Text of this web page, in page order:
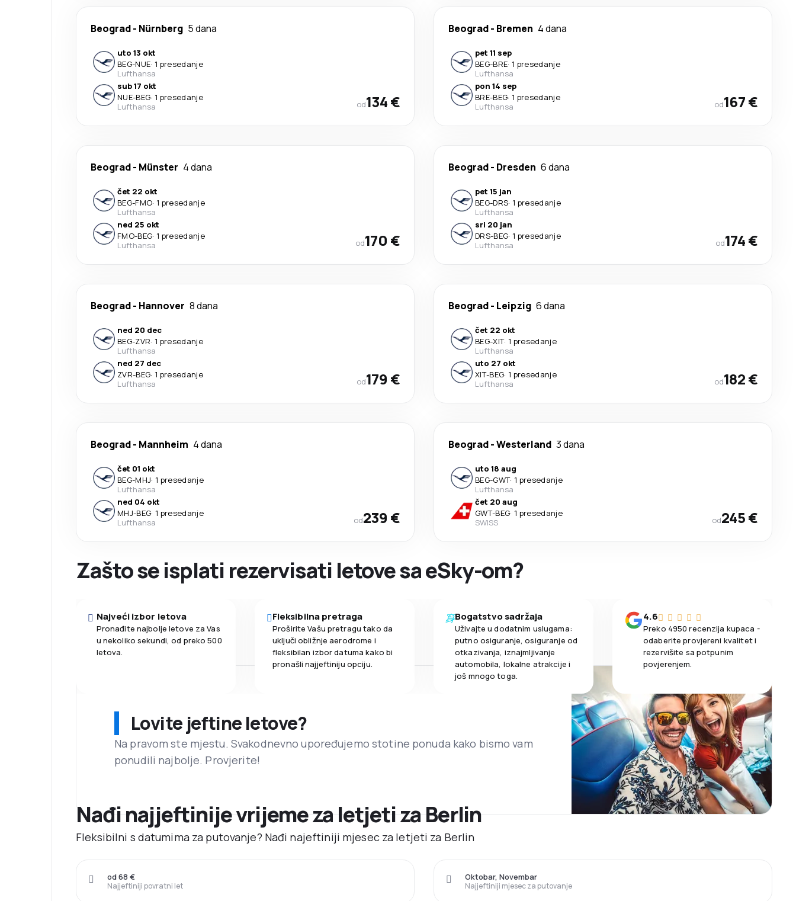
Beograd- Nürnberg 5 dana
uto 13 okt
BEG-NUE· 1 presedanje
Lufthansa
sub 17 okt
NUE-BEG· 1 presedanje
Lufthansa
od134 €
Beograd- Bremen 4 dana
pet 11 sep
BEG-BRE· 1 presedanje
Lufthansa
pon 14 sep
BRE-BEG· 1 presedanje
Lufthansa
od167 €
Beograd- Münster 4 dana
čet 22 okt
BEG-FMO· 1 presedanje
Lufthansa
ned 25 okt
FMO-BEG· 1 presedanje
Lufthansa
od170 €
Beograd- Dresden 6 dana
pet 15 jan
BEG-DRS· 1 presedanje
Lufthansa
sri 20 jan
DRS-BEG· 1 presedanje
Lufthansa
od174 €
Beograd- Hannover 8 dana
ned 20 dec
BEG-ZVR· 1 presedanje
Lufthansa
ned 27 dec
ZVR-BEG· 1 presedanje
Lufthansa
od179 €
Beograd- Leipzig 6 dana
čet 22 okt
BEG-XIT· 1 presedanje
Lufthansa
uto 27 okt
XIT-BEG· 1 presedanje
Lufthansa
od182 €
Beograd- Mannheim 4 dana
čet 01 okt
BEG-MHJ· 1 presedanje
Lufthansa
ned 04 okt
MHJ-BEG· 1 presedanje
Lufthansa
od239 €
Beograd-Westerland 3 dana
uto 18 aug
BEG-GWT· 1 presedanje
Lufthansa
čet 20 aug
GWT-BEG· 1 presedanje
SWISS
od245 €
Zašto se isplati rezervisati letove sa eSky-om?
Najveći izbor letova
Pronađite najbolje letove za Vas
u nekoliko sekundi, od preko 500
letova.
Fleksibilna pretraga
Proširite Vašu pretragu tako da
uključi obližnje aerodrome i
fleksibilan izbor datuma kako bi
pronašli najjeftiniju opciju.
Bogatstvo sadržaja
Uživajte u dodatnim uslugama:
putno osiguranje, osiguranje od
otkazivanja, iznajmljivanje
automobila, lokalne atrakcije i
još mnogo toga.
4.6
Preko 4950 recenzija kupaca -
odaberite provjereni kvalitet i
rezervišite sa potpunim
povjerenjem.
Lovite jeftine letove?
Na pravom ste mjestu. Svakodnevno upoređujemo stotine ponuda kako bismo vam
ponudili najbolje. Provjerite!
Nađi najjeftinije vrijeme za letjeti za Berlin
Fleksibilni s datumima za putovanje? Nađi najeftiniji mjesec za letjeti za Berlin
Najjeftiniji povratni let
od 68 €
Najjeftiniji mjesec za putovanje
Oktobar, Novembar